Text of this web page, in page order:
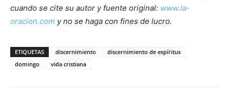
cuando se cite su autor y fuente original: www.la-
oracion.com y no se haga con fines de lucro.
ETIQUETAS discernimiento
discernimiento de espíritus
domingo
vida cristiana